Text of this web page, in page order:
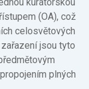
(OA), což
celosvětových
jsou tyto
plných